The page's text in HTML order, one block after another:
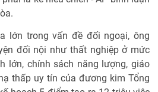
lớn trong vấn đề đối ngoại, ông
đối nội như thất nghiệp ở mức
lớn, chính sách năng lượng, giáo
thấp uy tín của đương kim Tổng